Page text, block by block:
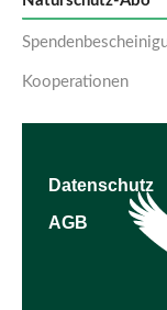
Kooperationen
Datenschutz
AGB